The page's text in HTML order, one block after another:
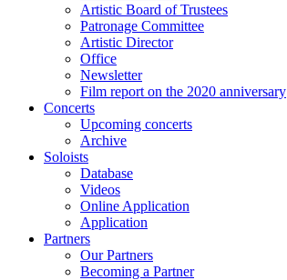
Artistic Board of Trustees
Patronage Committee
Artistic Director
Office
Newsletter
Film report on the 2020 anniversary
Concerts
Upcoming concerts
Archive
Soloists
Database
Videos
Online Application
Application
Partners
Our Partners
Becoming a Partner